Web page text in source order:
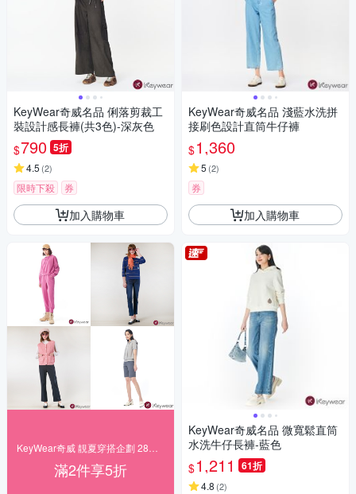
KeyWear奇威名品 俐落剪裁工
裝設計感長褲(共3色)-深灰色
$790 5折
4.5 (2)
限時下殺 券
加入購物車
滿2件享5折
KeyWear奇威名品 淺藍水洗拼
接刷色設計直筒牛仔褲
$1,360
5 (2)
券
加入購物車
KeyWear奇威名品 微寬鬆直筒
水洗牛仔長褲-藍色
$1,211 61折
4.8 (2)